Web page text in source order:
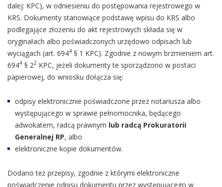
dalej: KPC), w odniesieniu do postępowania rejestrowego w
KRS. Dokumenty stanowiące podstawę wpisu do KRS albo
podlegające złożeniu do akt rejestrowych składa się w
oryginałach albo poświadczonych urzędowo odpisach lub
wyciągach (art. 6944 § 1 KPC). Zgodnie z nowym brzmieniem art.
6944 § 22 KPC, jeżeli dokumenty te sporządzono w postaci
papierowej, do wniosku dołącza się:
odpisy elektronicznie poświadczone przez notariusza albo
występującego w sprawie pełnomocnika, będącego
adwokatem, radcą prawnym lub radcą Prokuratorii
Generalnej RP, albo
elektroniczne kopie dokumentów.
Dodano też przepisy, zgodnie z którymi elektroniczne
poświadczenie odpisu dokumentu przez występującego w